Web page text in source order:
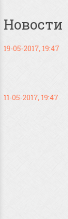
Новости
19-05-2017, 19:47
11-05-2017, 19:47